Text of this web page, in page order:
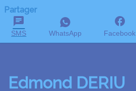
Partager
SMS WhatsApp Facebook
Edmond DERIU